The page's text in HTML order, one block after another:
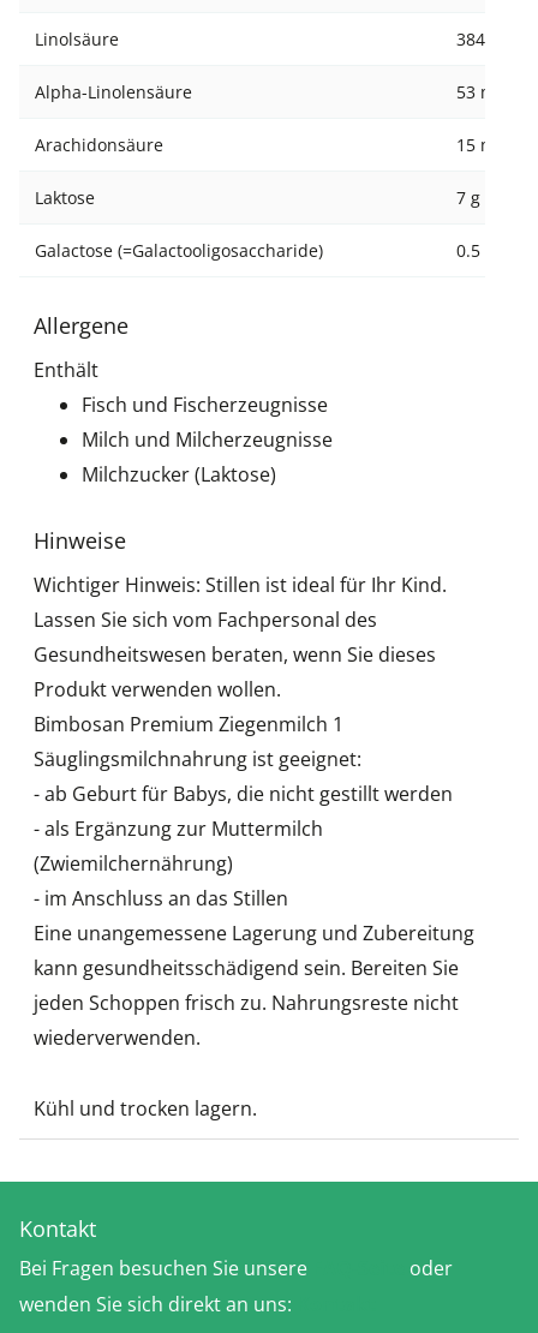
Linolsäure 384 mg
Alpha-Linolensäure 53 mg
Arachidonsäure 15 mg
Laktose 7 g
Galactose (=Galactooligosaccharide) 0.5 g
Allergene
Enthält
Fisch und Fischerzeugnisse
Milch und Milcherzeugnisse
Milchzucker (Laktose)
Hinweise
Wichtiger Hinweis: Stillen ist ideal für Ihr Kind.
Lassen Sie sich vom Fachpersonal des
Gesundheitswesen beraten, wenn Sie dieses
Produkt verwenden wollen.
Bimbosan Premium Ziegenmilch 1
Säuglingsmilchnahrung ist geeignet:
- ab Geburt für Babys, die nicht gestillt werden
- als Ergänzung zur Muttermilch
(Zwiemilchernährung)
- im Anschluss an das Stillen
Eine unangemessene Lagerung und Zubereitung
kann gesundheitsschädigend sein. Bereiten Sie
jeden Schoppen frisch zu. Nahrungsreste nicht
wiederverwenden.
Kühl und trocken lagern.
Kontakt
Bei Fragen besuchen Sie unsere
oder
wenden Sie sich direkt an uns: